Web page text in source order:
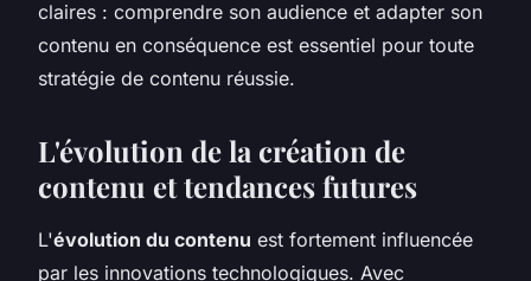
claires : comprendre son audience et adapter son
contenu en conséquence est essentiel pour toute
stratégie de contenu réussie.
L'évolution de la création de
contenu et tendances futures
L'évolution du contenu est fortement influencée
par les innovations technologiques. Avec